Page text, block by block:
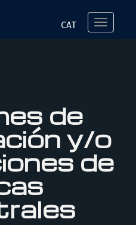
Toggle
navigation
de
y/o
de
CAT